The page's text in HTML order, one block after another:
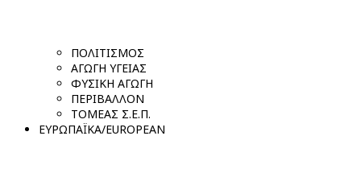
ΠΟΛΙΤΙΣΜΟΣ
ΑΓΩΓΗ ΥΓΕΙΑΣ
ΦΥΣΙΚΗ ΑΓΩΓΗ
ΠΕΡΙΒΑΛΛΟΝ
ΤΟΜΕΑΣ Σ.Ε.Π.
ΕΥΡΩΠΑΪΚΑ/EUROPEAN